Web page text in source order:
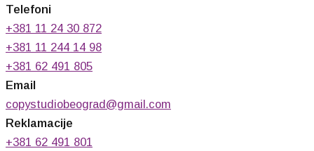
Telefoni
+381 11 24 30 872
+381 11 244 14 98
+381 62 491 805
Email
copystudiobeograd@gmail.com
Reklamacije
+381 62 491 801